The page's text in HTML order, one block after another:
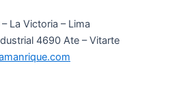
La Victoria – Lima
4690 Ate – Vitarte